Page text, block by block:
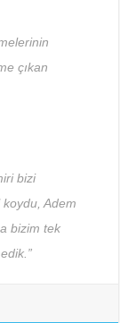
çıkan
bizi
Adem
bizim tek